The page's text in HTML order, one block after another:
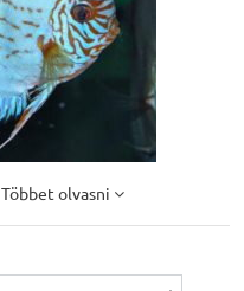
Többet olvasni